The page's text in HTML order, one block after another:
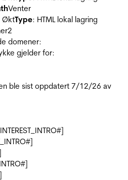
Venter
ØktType: HTML lokal lagring
2
domener:
gjelder for:
ble sist oppdatert 7/12/26 av